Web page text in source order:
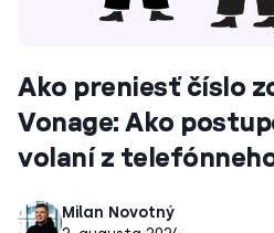
Ako preniesť číslo
Vonage: Ako
volaní z
Milan Novotný